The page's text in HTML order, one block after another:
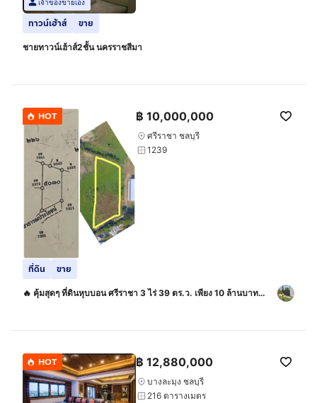
เจ้าของขายเอง
ทาวน์เฮ้าส์ ขาย
ชายทาวน์เฮ้าส์2ชั้น นครราชสีมา
HOT ฿ 10,000,000
ศรีราชา ชลบุรี
1239
ที่ดิน ขาย
🔥 คุ้มสุดๆ ที่ดินหุบบอน ศรีราชา 3 ไร่ 39 ตร.ว. เพียง 10 ล้านบาท
HOT ฿ 12,880,000
บางละมุง ชลบุรี
216 ตารางเมตร